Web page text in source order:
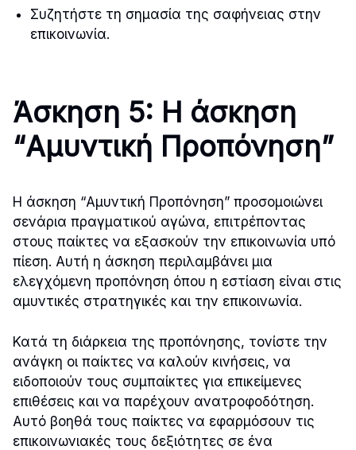
Συζητήστε τη σημασία της σαφήνειας στην
επικοινωνία.
Άσκηση 5: Η άσκηση
“Αμυντική Προπόνηση”
Η άσκηση “Αμυντική Προπόνηση” προσομοιώνει
σενάρια πραγματικού αγώνα, επιτρέποντας
στους παίκτες να εξασκούν την επικοινωνία υπό
πίεση. Αυτή η άσκηση περιλαμβάνει μια
ελεγχόμενη προπόνηση όπου η εστίαση είναι στις
αμυντικές στρατηγικές και την επικοινωνία.
Κατά τη διάρκεια της προπόνησης, τονίστε την
ανάγκη οι παίκτες να καλούν κινήσεις, να
ειδοποιούν τους συμπαίκτες για επικείμενες
επιθέσεις και να παρέχουν ανατροφοδότηση.
Αυτό βοηθά τους παίκτες να εφαρμόσουν τις
επικοινωνιακές τους δεξιότητες σε ένα